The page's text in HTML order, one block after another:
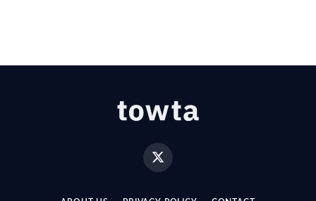
X
(Twitter)